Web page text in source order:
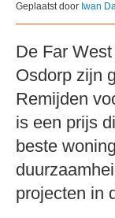
Geplaatst door Iwan
De Far
Osdorp zijn
Remijden
is een prijs
beste
projecten in